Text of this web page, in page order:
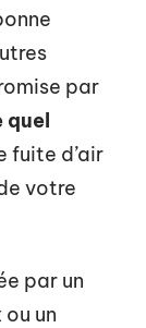
par
quel
fuite d’air
votre
par un
un